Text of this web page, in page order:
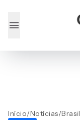
Início/Notícias/Brasil